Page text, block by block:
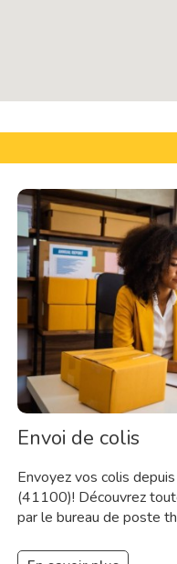
Envoi de colis
Envoyez vos colis
(41100)! Découvrez
par le bureau de poste